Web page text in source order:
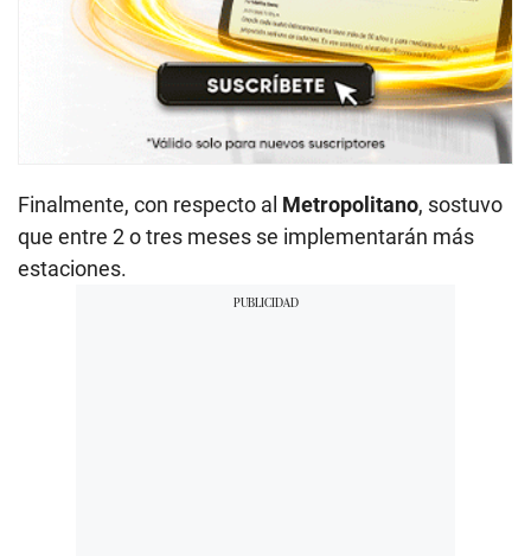
Finalmente, con respecto al Metropolitano, sostuvo
que entre 2 o tres meses se implementarán más
estaciones.